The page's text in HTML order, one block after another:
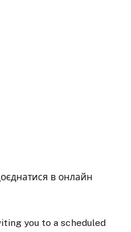
в онлайн
you to a scheduled